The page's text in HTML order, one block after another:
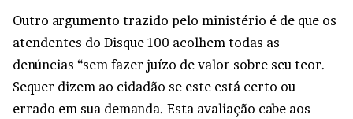
Outro argumento trazido pelo ministério é de que os
atendentes do Disque 100 acolhem todas as
denúncias “sem fazer juízo de valor sobre seu teor.
Sequer dizem ao cidadão se este está certo ou
errado em sua demanda. Esta avaliação cabe aos